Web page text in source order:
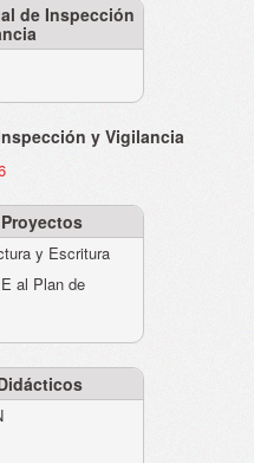
de Inspección
y Vigilancia
y Escritura
al Plan de